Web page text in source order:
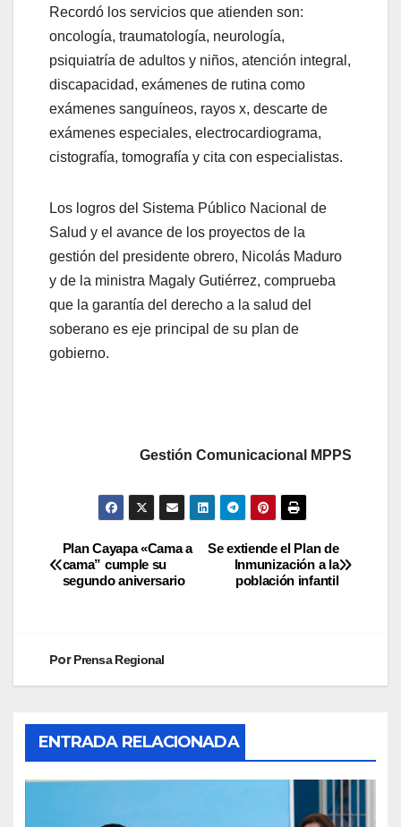
Recordó los servicios que atienden son:
oncología, traumatología, neurología,
psiquiatría de adultos y niños, atención integral,
discapacidad, exámenes de rutina como
exámenes sanguíneos, rayos x, descarte de
exámenes especiales, electrocardiograma,
cistografía, tomografía y cita con especialistas.
Los logros del Sistema Público Nacional de
Salud y el avance de los proyectos de la
gestión del presidente obrero, Nicolás Maduro
y de la ministra Magaly Gutiérrez, comprueba
que la garantía del derecho a la salud del
soberano es eje principal de su plan de
gobierno.
Gestión Comunicacional MPPS
Se extiende el Plan de
Inmunización a la
población infantil
Plan Cayapa «Cama a
cama” cumple su
segundo aniversario
PorPrensa Regional
ENTRADA RELACIONADA